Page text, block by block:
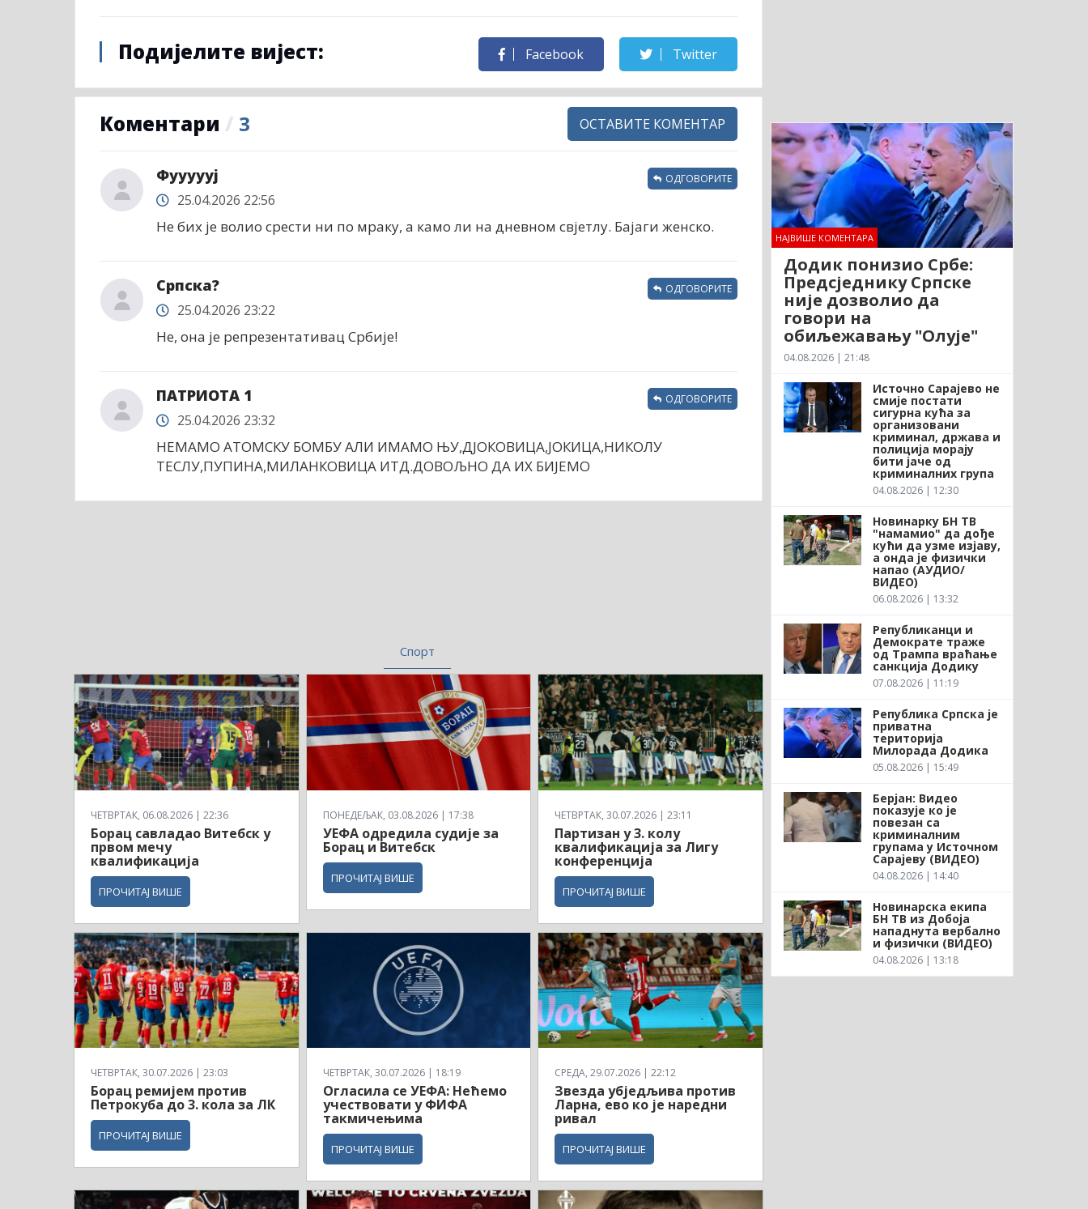
Подијелите вијест: Facebook Twitter
Коментари / 3 ОСТАВИТЕ КОМЕНТАР
Фуууууј
25.04.2026 22:56
Не бих је волио срести ни по мраку, а камо ли на дневном свјетлу. Бајаги женско.
ОДГОВОРИТЕ
Српска?
25.04.2026 23:22
Не, она је репрезентативац Србије!
ОДГОВОРИТЕ
ПАТРИОТА 1
25.04.2026 23:32
НЕМАМО АТОМСКУ БОМБУ АЛИ ИМАМО ЊУ,ДЈОКОВИЦА,ЈОКИЦА,НИКОЛУ
ТЕСЛУ,ПУПИНА,МИЛАНКОВИЦА ИТД.ДОВОЉНО ДА ИХ БИЈЕМО
ОДГОВОРИТЕ
Спорт
ЧЕТВРТАК, 06.08.2026 | 22:36
Борац савладао Витебск у
првом мечу
квалификација
ПРОЧИТАЈ ВИШЕ
ПОНЕДЕЉАК, 03.08.2026 | 17:38
УЕФА одредила судије за
Борац и Витебск
ПРОЧИТАЈ ВИШЕ
ЧЕТВРТАК, 30.07.2026 | 23:11
Партизан у 3. колу
квалификација за Лигу
конференција
ПРОЧИТАЈ ВИШЕ
ЧЕТВРТАК, 30.07.2026 | 23:03
Борац ремијем против
Петрокуба до 3. кола за ЛК
ПРОЧИТАЈ ВИШЕ
ЧЕТВРТАК, 30.07.2026 | 18:19
Огласила се УЕФА: Нећемо
учествовати у ФИФА
такмичењима
ПРОЧИТАЈ ВИШЕ
СРЕДА, 29.07.2026 | 22:12
Звезда убједљива против
Ларна, ево ко је наредни
ривал
ПРОЧИТАЈ ВИШЕ
НАЈВИШЕ КОМЕНТАРА
Додик понизио Србе:
Предсједнику Српске
није дозволио да
говори на
обиљежавању "Олује"
04.08.2026 | 21:48
Источно Сарајево не
смије постати
сигурна кућа за
организовани
криминал, држава и
полиција морају
бити јаче од
криминалних група
04.08.2026 | 12:30
Новинарку БН ТВ
"намамио" да дође
кући да узме изјаву,
а онда је физички
напао (АУДИО/
ВИДЕО)
06.08.2026 | 13:32
Републиканци и
Демократе траже
од Трампа враћање
санкција Додику
07.08.2026 | 11:19
Република Српска је
приватна
територија
Милорада Додика
05.08.2026 | 15:49
Берјан: Видео
показује ко је
повезан са
криминалним
групама у Источном
Сарајеву (ВИДЕО)
04.08.2026 | 14:40
Новинарска екипа
БН ТВ из Добоја
нападнута вербално
и физички (ВИДЕО)
04.08.2026 | 13:18